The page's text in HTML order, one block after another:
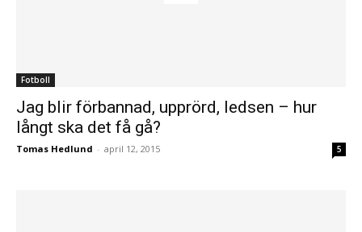
Fotboll
Jag blir förbannad, upprörd, ledsen – hur
långt ska det få gå?
Tomas Hedlund - april 12, 2015 5